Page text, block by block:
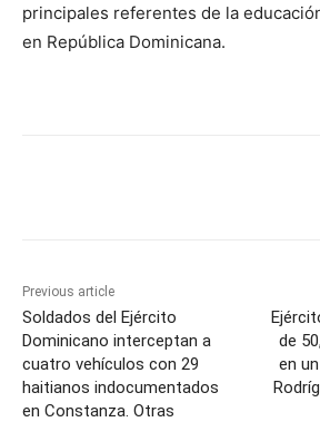
principales referentes de la
en República Dominicana.
Previous article
Soldados del Ejército
Dominicano interceptan a
cuatro vehículos con 29
haitianos indocumentados
en Constanza. Otras
de
en